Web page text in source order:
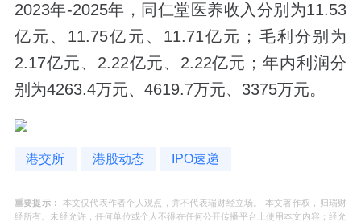
2023年-2025年，同仁堂医养收入分别为11.53
亿元、11.75亿元、11.71亿元；毛利分别为
2.17亿元、2.22亿元、2.22亿元；年内利润分
别为4263.4万元、4619.7万元、3375万元。
港交所 港股动态 IPO速递
重要提示：
本文仅代表作者个人观点，并不代表瑞财经立场。 本文著作权，归瑞财
经所有。未经允许，任何单位或个人不得在任何公开传播平台上使用本文内容；经允